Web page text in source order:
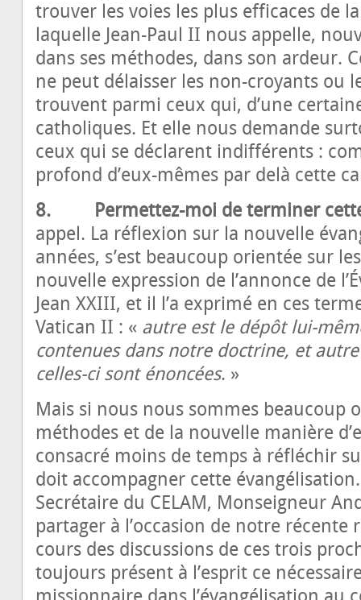
trouver les voies les plus efficaces de
laquelle Jean-Paul II nous appelle,
dans ses méthodes, dans son ardeur.
ne peut délaisser les non-croyants ou
trouvent parmi ceux qui, d’une
catholiques. Et elle nous demande
ceux qui se déclarent indifférents :
profond d’eux-mêmes par delà cette
8. Permettez-moi de terminer
appel. La réflexion sur la nouvelle
années, s’est beaucoup orientée sur
nouvelle expression de l’annonce de
Jean XXIII, et il l’a exprimé en ces
Vatican II : « autre est le dépôt lui-
contenues dans notre doctrine, et
celles-ci sont énoncées. »
Mais si nous nous sommes beaucoup
méthodes et de la nouvelle manière
consacré moins de temps à réfléchir
doit accompagner cette évangélisation.
Secrétaire du CELAM, Monseigneur
partager à l’occasion de notre récente
cours des discussions de ces trois
toujours présent à l’esprit ce